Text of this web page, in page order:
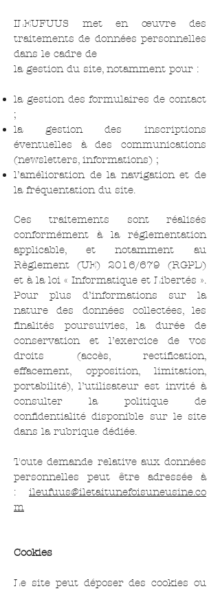
ILEUFUUS met en œuvre des
traitements de données personnelles
dans le cadre de
la gestion du site, notamment pour :
la gestion des formulaires de contact
;
la gestion des inscriptions
éventuelles à des communications
(newsletters, informations) ;
l’amélioration de la navigation et de
la fréquentation du site.
Ces traitements sont réalisés
conformément à la réglementation
applicable, et notamment au
Règlement (UE) 2016/679 (RGPD)
et à la loi « Informatique et Libertés ».
Pour plus d’informations sur la
nature des données collectées, les
finalités poursuivies, la durée de
conservation et l’exercice de vos
droits (accès, rectification,
effacement, opposition, limitation,
portabilité), l’utilisateur est invité à
consulter la politique de
confidentialité disponible sur le site
dans la rubrique dédiée.
Toute demande relative aux données
personnelles peut être adressée à
: ileufuus@iletaitunefoisuneusine.co
m
Cookies
Le site peut déposer des cookies ou